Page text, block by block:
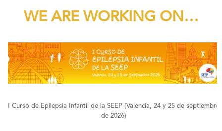
Events
Blog
Contact
WE ARE WORKING ON…
+
I Curso de Epilepsia Infantil de la SEEP (Valencia, 24 y 25 de septiembre
de 2026)